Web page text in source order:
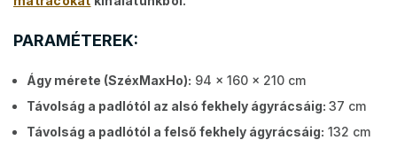
PARAMÉTEREK:
Ágy mérete (SzéxMaxHo): 94 x 160 x 210 cm
Távolság a padlótól az alsó fekhely ágyrácsáig: 37 cm
Távolság a padlótól a felső fekhely ágyrácsáig: 132 cm